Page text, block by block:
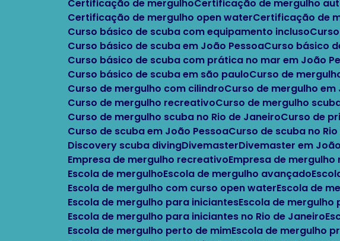
Certificação de mergulho
Certificação de mergulho
Certificação de mergulho open water
Certificação de
Curso básico de scuba com equipamento incluso
Curso básico de scuba em João Pessoa
Curso básico
Curso básico de scuba com prática no mar em João
Curso básico de scuba em são paulo
Curso de
Curso de mergulho com cilindro
Curso de mergulho
Curso de mergulho recreativo
Curso de mergulho
Curso de mergulho scuba no Rio de Janeiro
Curso de
Curso de scuba em João Pessoa
Curso de scuba no
Discovery scuba diving Divemaster Divemaster em
Empresa de mergulho recreativo Empresa de
Escola de mergulho Escola de mergulho avançado
Escola de mergulho com curso open water Escola de
Escola de mergulho para iniciantes Escola de
Escola de mergulho para iniciantes no Rio de Janeiro
Escola de mergulho perto de mim Escola de mergulho